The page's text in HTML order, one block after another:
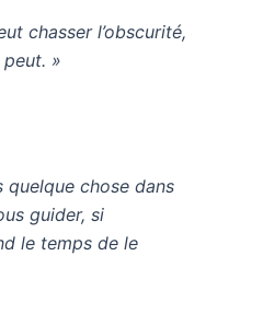
chasser l’obscurité,
»
quelque chose dans
guider, si
le temps de le